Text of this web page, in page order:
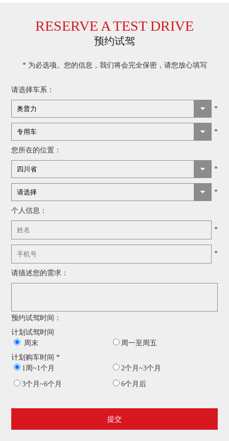
RESERVE A TEST DRIVE
预约试驾
* 为必选项。您的信息，我们将会完全保密，请您放心填写
请选择车系：
*
*
您所在的位置：
*
*
个人信息：
*
*
请描述您的需求：
预约试驾时间：
计划试驾时间
周末
周一至周五
计划购车时间 *
1周~1个月
2个月~3个月
3个月~6个月 6个月后
提交